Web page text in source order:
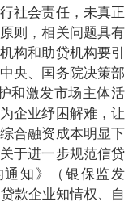
社会责任，未真正
则，相关问题具有
构和助贷机构要引
央、国务院决策部
和激发市场主体活
企业纾困解难，让
合融资成本明显下
于进一步规范信贷
知》（银保监发
款企业知情权、自